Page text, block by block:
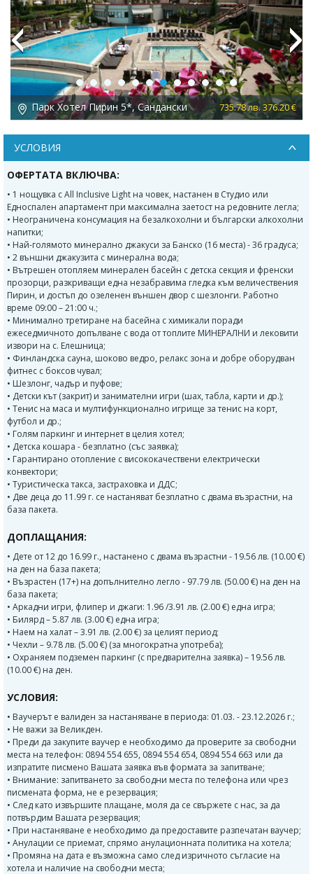
Парк Хотел Пирин 5*, Сандански 735.78 лв. 376.20 €
Previous Next
УСЛОВИЯ
ОФЕРТАТА ВКЛЮЧВА:
• 1 нощувка с All Inclusive Light на човек, настанен в Студио или
Едноспален апартамент при максимална заетост на редовните легла;
• Неограничена консумация на безалкохолни и български алкохолни
напитки;
• Най-голямото минерално джакуси за Банско (16 места) - 36 градуса;
• 2 външни джакузита с минерална вода;
• Вътрешен отопляем минерален басейн с детска секция и френски
прозорци, разкриващи една незабравима гледка към величествения
Пирин, и достъп до озеленен външен двор с шезлонги. Работно
време 09:00 – 21:00 ч.;
• Минимално третиране на басейна с химикали поради
ежеседмичното допълване с вода от топлите МИНЕРАЛНИ и лековити
извори на с. Елешница;
• Финландска сауна, шоково ведро, релакс зона и добре оборудван
фитнес с боксов чувал;
• Шезлонг, чадър и пуфове;
• Детски кът (закрит) и занимателни игри (шах, табла, карти и др.);
• Тенис на маса и мултифункционално игрище за тенис на корт,
футбол и др.;
• Голям паркинг и интернет в целия хотел;
• Детска кошара - безплатно (със заявка);
• Гарантирано отопление с висококачествени електрически
конвектори;
• Туристическа такса, застраховка и ДДС;
• Две деца до 11.99 г. се настаняват безплатно с двама възрастни, на
база пакета.
ДОПЛАЩАНИЯ:
• Дете от 12 до 16.99 г., настанено с двама възрастни - 19.56 лв. (10.00 €)
на ден на база пакета;
• Възрастен (17+) на допълнително легло - 97.79 лв. (50.00 €) на ден на
база пакета;
• Аркадни игри, флипер и джаги: 1.96 /3.91 лв. (2.00 €) една игра;
• Билярд – 5.87 лв. (3.00 €) една игра;
• Наем на халат – 3.91 лв. (2.00 €) за целият период;
• Чехли – 9.78 лв. (5.00 €) (за многократна употреба);
• Охраняем подземен паркинг (с предварителна заявка) – 19.56 лв.
(10.00 €) на ден.
УСЛОВИЯ:
• Ваучерът е валиден за настаняване в периода: 01.03. - 23.12.2026 г.;
• Не важи за Великден.
• Преди да закупите ваучер е необходимо да проверите за свободни
места на телефон: 0894 554 655, 0894 554 654, 0894 554 663 или да
изпратите писмено Вашата заявка във формата за запитване;
• Внимание: запитването за свободни места по телефона или чрез
писмената форма, не е резервация;
• След като извършите плащане, моля да се свържете с нас, за да
потвърдим Вашата резервация;
• При настаняване е необходимо да предоставите разпечатан ваучер;
• Анулации се приемат, спрямо анулационната политика на хотела;
• Промяна на дата е възможна само след изричното съгласие на
хотела и наличие на свободни места;